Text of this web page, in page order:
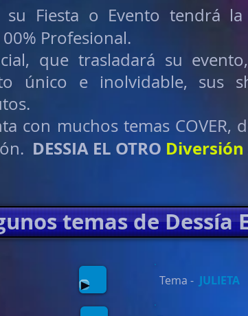
su Fiesta o Evento tendrá
Profesional.
que trasladará su
único e inolvidable, sus
con muchos temas COVER,
DESSIA EL OTRO Diversión
temas de Dessía
Tema - JULIETA